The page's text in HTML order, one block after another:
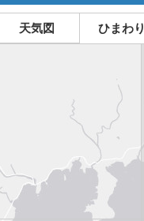
天気図 ひまわり